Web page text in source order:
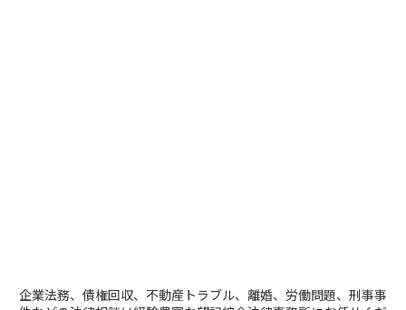
企業法務、債権回収、不動産トラブル、離婚、労働問題、刑事事